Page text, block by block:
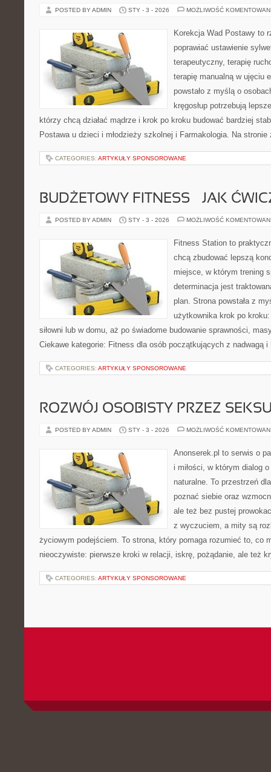
POSTED BY ADMIN STY - 3 - 2026 MOŻLIWOŚĆ
Korekcja Wad Postawy to
poprawiać ustawienie
terapeutyczny, terapię
terapię manualną w ujęciu
powstało z myślą o
kręgosłup potrzebują
którzy chcą działać mądrze i krok po kroku budować bardziej
Postawa u dzieci i młodzieży szkolnej i Farmakologia. Na
CATEGORIES: ARTYKUŁY SPONSOROWANE
BUDŻETOWY FITNESS – JAK
POSTED BY ADMIN STY - 3 - 2026 MOŻLIWOŚĆ
Fitness Station to
chcą zbudować lepszą
miejsce, w którym trening
determinacja jest
plan. Strona powstała z
użytkownika krok po
siłowni lub w domu, aż po świadome budowanie sprawności,
Ciekawe kategorie: Fitness dla osób początkujących z nadwagą
CATEGORIES: ARTYKUŁY SPONSOROWANE
ROZWÓJ OSOBISTY PRZEZ
POSTED BY ADMIN STY - 3 - 2026 MOŻLIWOŚĆ
Anonserek.pl to serwis o
i miłości, w którym dialog
naturalne. To przestrzeń
poznać siebie oraz
ale też bez pustej
z wyczuciem, a mity są
życiowym podejściem. To strona, który pomaga rozumieć to, co
nieoczywiste: pierwsze kroki w relacji, iskrę, pożądanie, ale też
CATEGORIES: ARTYKUŁY SPONSOROWANE